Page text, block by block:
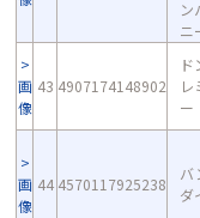
ン
ニ
画
像
43 4907174148902
ド
レ
ー
画
像
44 4570117925238
バ
ダ